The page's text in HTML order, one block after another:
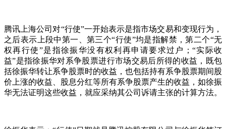
腾讯上海公司对“行使”一开始表示是指市场交易和变现行为，
之后表示上段中第一、第三个“行使”均是指解禁，第二个“无
权再行使”是指徐振华没有权利再申请要求过户；“实际收
益”是指徐振华对系争股票进行市场交易后所得的收益，既包
括徐振华转让系争股票时的收益，也包括持有系争股票期间股
价上涨的收益、股息分红等所有系争股票产生的收益，如徐振
华无法证明这些收益，就应采纳其公司诉请主张的计算方法。